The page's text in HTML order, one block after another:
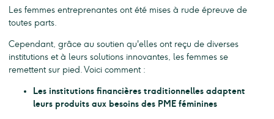
Les femmes entreprenantes ont été mises à rude épreuve de
toutes parts.
Cependant, grâce au soutien qu'elles ont reçu de diverses
institutions et à leurs solutions innovantes, les femmes se
remettent sur pied. Voici comment :
Les institutions financières traditionnelles adaptent
leurs produits aux besoins des PME féminines